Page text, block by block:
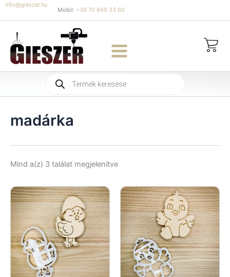
Skip
to
content
info@gieszer.hu
Mobil: +36 70 949 33 60
Products
search
madárka
Mind a(z) 3 találat megjelenítveSorted